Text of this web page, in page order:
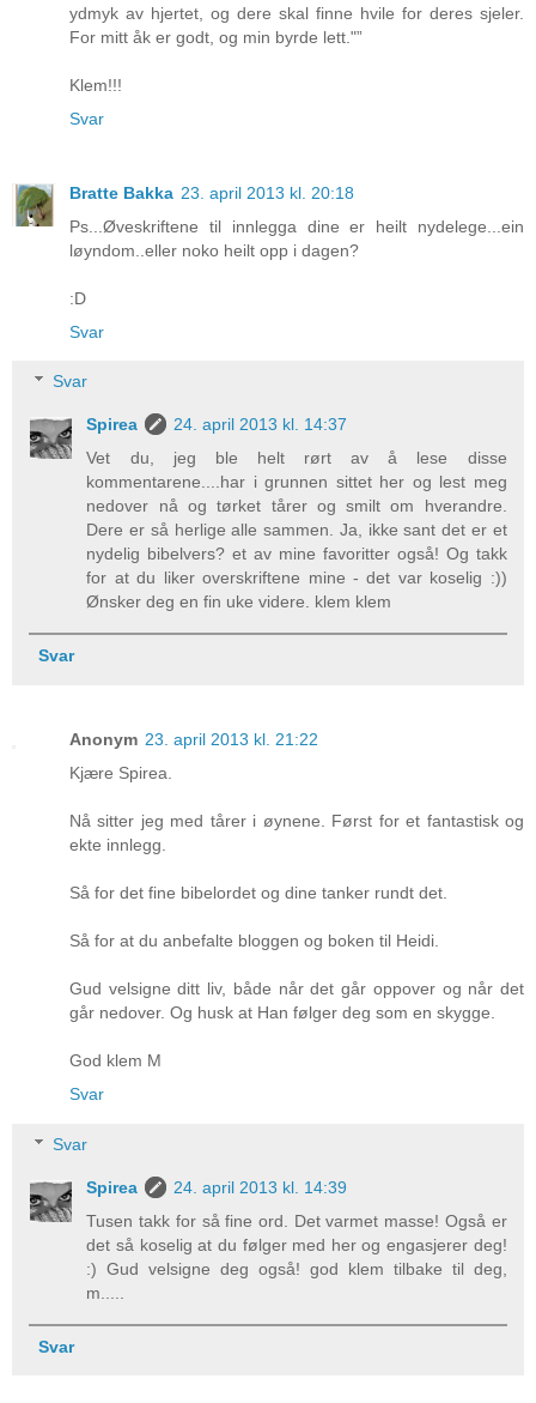
ydmyk av hjertet, og dere skal finne hvile for deres sjeler.
For mitt åk er godt, og min byrde lett."”
Klem!!!
Svar
Bratte Bakka 23. april 2013 kl. 20:18
Ps...Øveskriftene til innlegga dine er heilt nydelege...ein
løyndom..eller noko heilt opp i dagen?
:D
Svar
Svar
Spirea
24. april 2013 kl. 14:37
Vet du, jeg ble helt rørt av å lese disse
kommentarene....har i grunnen sittet her og lest meg
nedover nå og tørket tårer og smilt om hverandre.
Dere er så herlige alle sammen. Ja, ikke sant det er et
nydelig bibelvers? et av mine favoritter også! Og takk
for at du liker overskriftene mine - det var koselig :))
Ønsker deg en fin uke videre. klem klem
Svar
Anonym 23. april 2013 kl. 21:22
Kjære Spirea.
Nå sitter jeg med tårer i øynene. Først for et fantastisk og
ekte innlegg.
Så for det fine bibelordet og dine tanker rundt det.
Så for at du anbefalte bloggen og boken til Heidi.
Gud velsigne ditt liv, både når det går oppover og når det
går nedover. Og husk at Han følger deg som en skygge.
God klem M
Svar
Svar
Spirea
24. april 2013 kl. 14:39
Tusen takk for så fine ord. Det varmet masse! Også er
det så koselig at du følger med her og engasjerer deg!
:) Gud velsigne deg også! god klem tilbake til deg,
m.....
Svar